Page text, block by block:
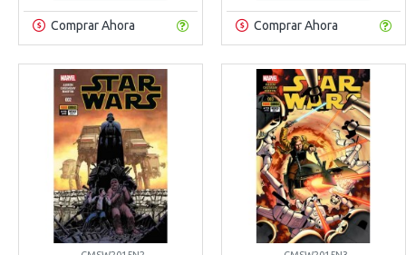
Comprar Ahora Comprar Ahora